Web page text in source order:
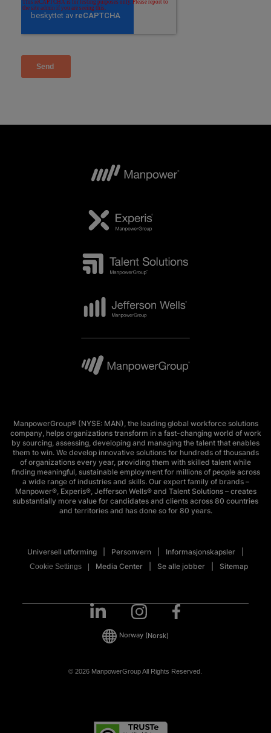
ManpowerGroup® (NYSE: MAN), the leading global workforce solutions
company, helps organizations transform in a fast-changing world of work
by sourcing, assessing, developing and managing the talent that enables
them to win. We develop innovative solutions for hundreds of thousands
of organizations every year, providing them with skilled talent while
finding meaningful, sustainable employment for millions of people across
a wide range of industries and skills. Our expert family of brands –
Manpower®, Experis®, Jefferson Wells® and Talent Solutions – creates
substantially more value for candidates and clients across 80 countries
and territories and has done so for 80 years.
Universell utforming Personvern Informasjonskapsler
Cookie Settings Media Center Se alle jobber Sitemap
© 2026 ManpowerGroup All Rights Reserved.
Norway (Norsk)